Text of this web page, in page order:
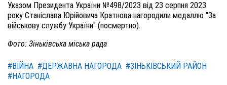
Указом Президента України №498/2023 від 23 серпня 2023
року Станіслава Юрійовича Кратнова нагородили медаллю "За
військову службу України" (посмертно).
Фото: Зіньківська міська рада
#ВІЙНА #ДЕРЖАВНА НАГОРОДА #ЗІНЬКІВСЬКИЙ РАЙОН
#НАГОРОДА